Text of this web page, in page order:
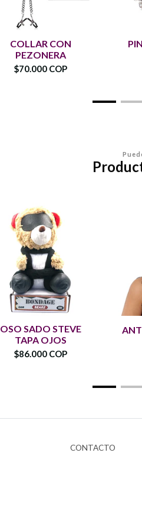
COLLAR CON
PEZONERA
$70.000 COP
OSO SADO STEVE
TAPA OJOS
$86.000 COP
CONTACTO